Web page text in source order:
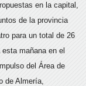
en la capital,
de la provincia
para un total de 26
mañana en el
del Área de
de Almería,